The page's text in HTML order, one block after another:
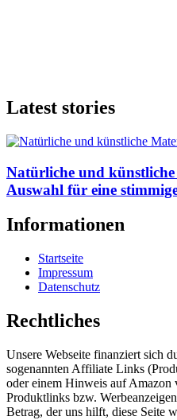
Latest stories
Natürliche und
Auswahl für eine
Informationen
Startseite
Impressum
Datenschutz
Rechtliches
Unsere Webseite finanziert sich
sogenannten Affiliate Links
oder einem Hinweis auf
Produktlinks bzw.
Betrag, der uns hilft, diese Seite